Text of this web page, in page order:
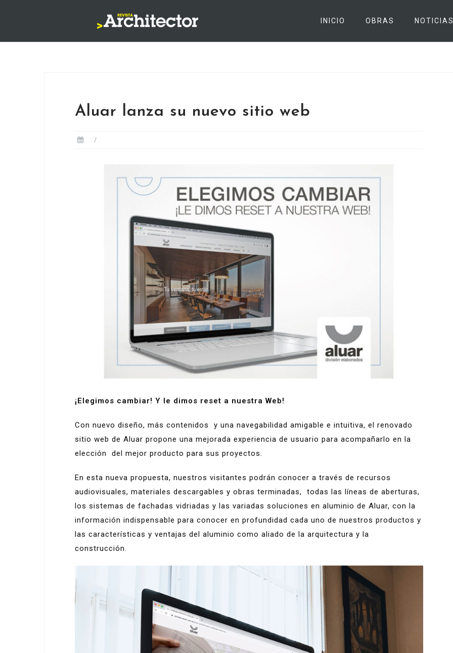
INICIO OBRAS NOTICIAS
Aluar lanza su nuevo sitio web
¡Elegimos cambiar! Y le dimos reset a nuestra Web!
Con nuevo diseño, más contenidos y una navegabilidad amigable e intuitiva, el renovado
sitio web de Aluar propone una mejorada experiencia de usuario para acompañarlo en la
elección del mejor producto para sus proyectos.
En esta nueva propuesta, nuestros visitantes podrán conocer a través de recursos
audiovisuales, materiales descargables y obras terminadas, todas las líneas de aberturas,
los sistemas de fachadas vidriadas y las variadas soluciones en aluminio de Aluar, con la
información indispensable para conocer en profundidad cada uno de nuestros productos y
las características y ventajas del aluminio como aliado de la arquitectura y la
construcción.